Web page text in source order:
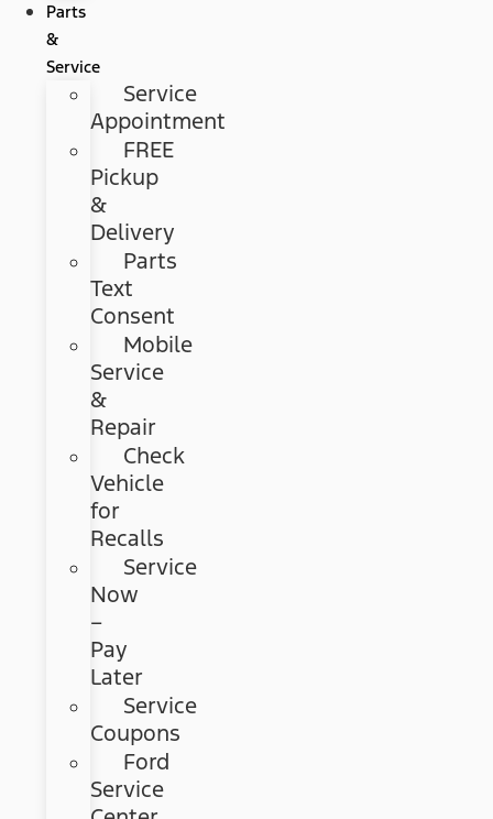
Parts
&
Service
Service
Appointment
FREE
Pickup
&
Delivery
Parts
Text
Consent
Mobile
Service
&
Repair
Check
Vehicle
for
Recalls
Service
Now
–
Pay
Later
Service
Coupons
Ford
Service